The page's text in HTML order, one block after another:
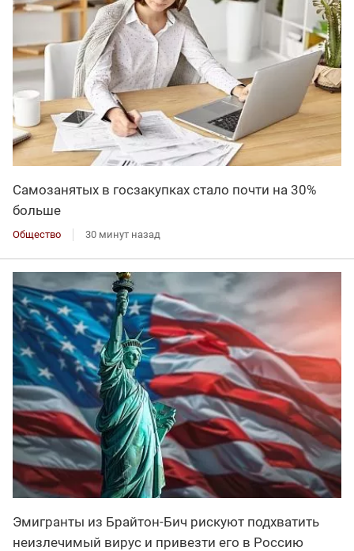
Самозанятых в госзакупках стало почти на 30%
больше
Общество 30 минут назад
Эмигранты из Брайтон-Бич рискуют подхватить
неизлечимый вирус и привезти его в Россию